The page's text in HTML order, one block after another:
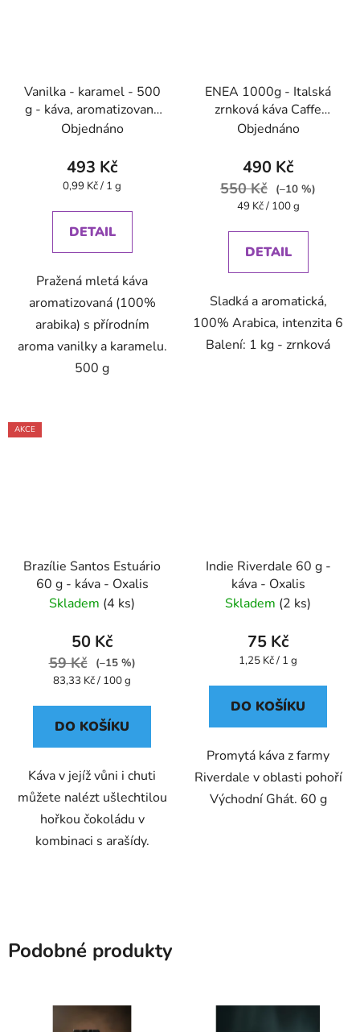
Vanilka - karamel - 500
g - káva, aromatizovaná
- Oxalis
Objednáno
493 Kč
Měrná
0,99 Kč / 1 g
DETAIL
Pražená mletá káva
aromatizovaná (100%
arabika) s přírodním
aroma vanilky a karamelu.
500 g
ENEA 1000g - Italská
zrnková káva Caffe
Pompeii
Objednáno
490 Kč
550 Kč
(–10 %)
Měrná
49 Kč / 100 g
DETAIL
Sladká a aromatická,
100% Arabica, intenzita 6
Balení: 1 kg - zrnková
AKCE
Brazílie Santos Estuário
60 g - káva - Oxalis
Skladem (4 ks)
50 Kč
59 Kč
(–15 %)
Měrná
83,33 Kč / 100 g
DO KOŠÍKU
Káva v jejíž vůni i chuti
můžete nalézt ušlechtilou
hořkou čokoládu v
kombinaci s arašídy.
Indie Riverdale 60 g -
káva - Oxalis
Skladem (2 ks)
75 Kč
Měrná
1,25 Kč / 1 g
DO KOŠÍKU
Promytá káva z farmy
Riverdale v oblasti pohoří
Východní Ghát. 60 g
Podobné produkty